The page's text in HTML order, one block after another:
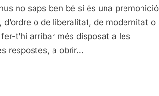
La
nostra
vida
no saps ben bé si és una premonició
o de liberalitat, de modernitat o
fer-t’hi arribar més disposat a les
respostes, a obrir…